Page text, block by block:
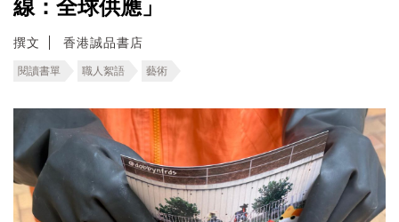
線：全球供應」
撰文 香港誠品書店
閱讀書單 職人絮語 藝術